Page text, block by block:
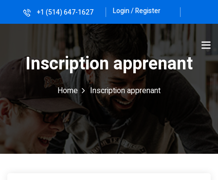
+1 (514) 647-1627 Login / Register
Inscription apprenant
Home Inscription apprenant
Sign in Sign up
Sign in
Don’t have an account? Sign up